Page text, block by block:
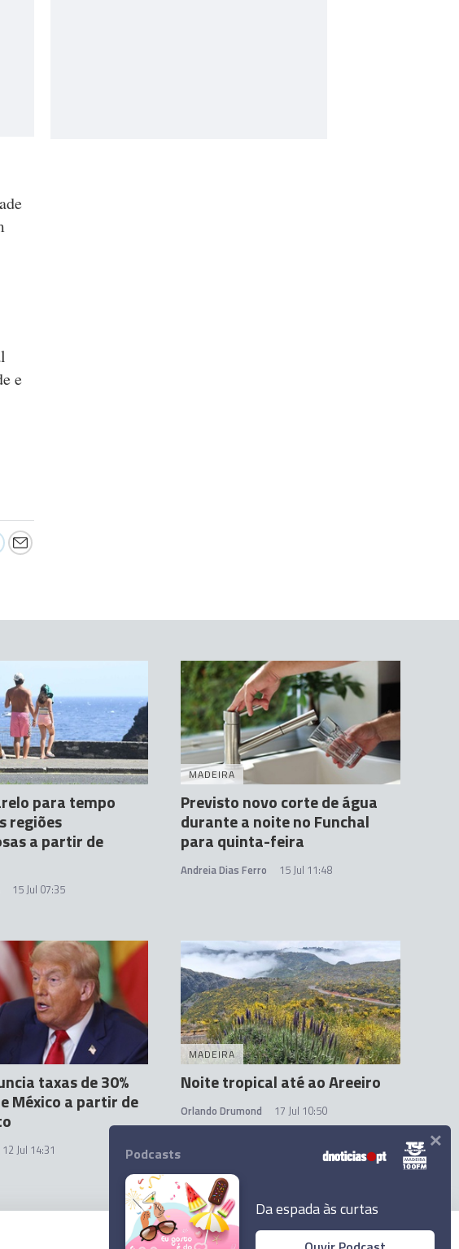
e
para tempo
regiões
a partir de
15 Jul 07:35
MADEIRA
Previsto novo corte de água
durante a noite no Funchal
para quinta-feira
Andreia Dias Ferro 15 Jul 11:48
taxas de 30%
México a partir de
12 Jul 14:31 3
MADEIRA
Noite tropical até ao Areeiro
Orlando Drumond 17 Jul 10:50
Podcasts
Da espada às curtas
×